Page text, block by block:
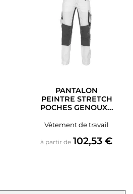
PANTALON
PEINTRE STRETCH
POCHES GENOUX...
Vêtement de travail
à partir de Prix
102,53 €